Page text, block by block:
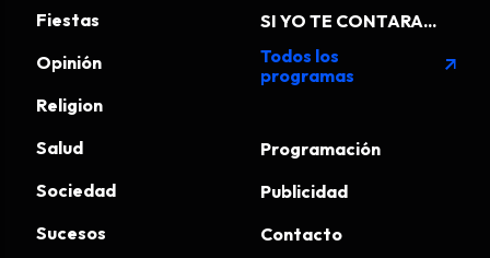
Fiestas
Opinión
Religion
Salud
Sociedad
Sucesos
SI YO TE CONTARA...
Todos los
programas
arrow_outward
Programación
Publicidad
Contacto